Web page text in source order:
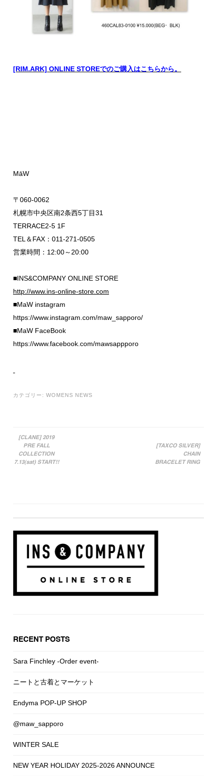
[RIM.ARK] ONLINE STOREでのご購入はこちらから。
MāW
〒060-0062
札幌市中央区南2条西5丁目31
TERRACE2-5 1F
TEL＆FAX：011-271-0505
営業時間：12:00～20:00
■INS&COMPANY ONLINE STORE
http://www.ins-online-store.com
■MaW instagram
https://www.instagram.com/maw_sapporo/
■MaW FaceBook
https://www.facebook.com/mawsappporo
カテゴリー: WOMENS NEWS
投稿ナビゲーション
[CLANE] 2019
PRE FALL
COLLECTION
7.13(sat) START!!
[TAXCO SILVER]
CHAIN
BRACELET RING
RECENT POSTS
Sara Finchley -Order event-
ニートと古着とマーケット
Endyma POP-UP SHOP
@maw_sapporo
WINTER SALE
NEW YEAR HOLIDAY 2025-2026 ANNOUNCE